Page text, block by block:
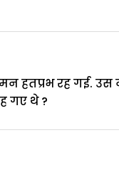
रह गई. उस
गए थे ?